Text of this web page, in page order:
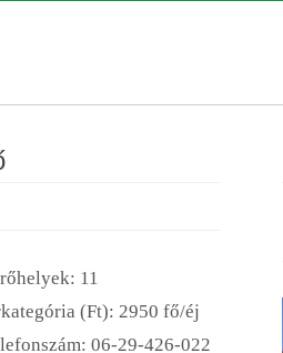
11
(Ft): 2950 fő/éj
06-29-426-022